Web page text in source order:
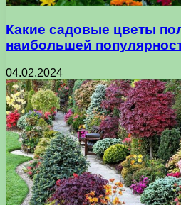
Какие садовые цветы
наибольшей
04.02.2024